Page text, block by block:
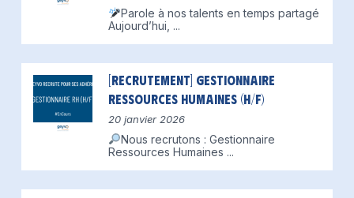
Parole à nos talents en temps partagé
Aujourd’hui, ...
[Recrutement] Gestionnaire
Ressources Humaines (H/F)
20 janvier 2026
Nous recrutons : Gestionnaire
Ressources Humaines ...